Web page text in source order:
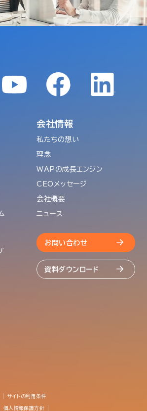
会社情報
私たちの想い
理念
WAPの成長エンジン
CEOメッセージ
会社概要
ニュース
お問い合わせ
資料ダウンロード
サイトの利用条件
個人情報保護方針